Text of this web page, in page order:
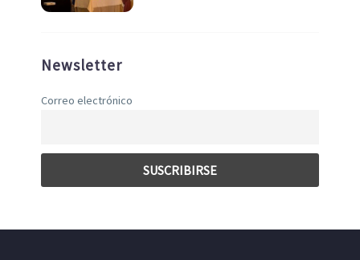
Newsletter
Correo electrónico